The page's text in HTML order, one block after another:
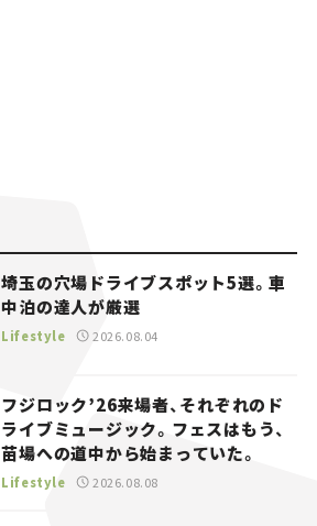
埼玉の穴場ドライブスポット5選。車
中泊の達人が厳選
Lifestyle 2026.08.04
フジロック’26来場者、それぞれのド
ライブミュージック。フェスはもう、
苗場への道中から始まっていた。
Lifestyle 2026.08.08